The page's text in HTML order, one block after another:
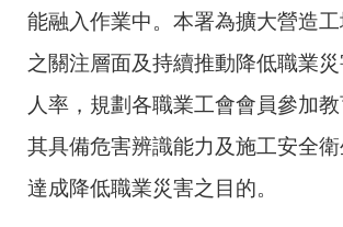
能融入作業中。本署為擴大營造
之關注層面及持續推動降低職業
人率，規劃各職業工會會員參加
其具備危害辨識能力及施工安全
達成降低職業災害之目的。